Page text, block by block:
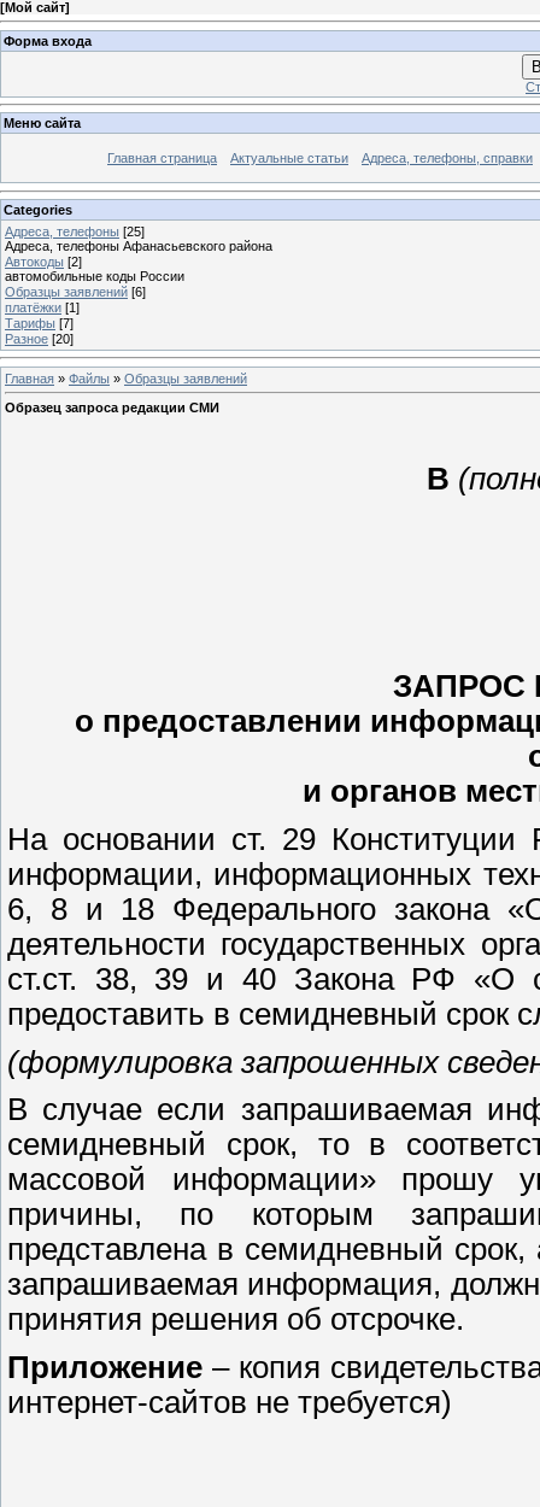
[Мой сайт]
Форма входа
Меню сайта
Главная страница Актуальные статьи Адреса, телефоны, справки
Categories
Адреса, телефоны [25]
Адреса, телефоны Афанасьевского района
Автокоды [2]
автомобильные коды России
Образцы заявлений [6]
платёжки [1]
Тарифы [7]
Разное [20]
Главная » Файлы » Образцы заявлений
Образец запроса редакции СМИ
В
ЗАПРОС
о предоставлении
и органов
На основании ст. 29
информации, информационных
6, 8 и 18 Федерального закона
деятельности государственных
ст.ст. 38, 39 и 40 Закона РФ «О
предоставить в семидневный срок
(формулировка запрошенных
В случае если запрашиваемая
семидневный срок, то в
массовой информации» прошу
причины, по которым
представлена в семидневный срок,
запрашиваемая информация,
принятия решения об отсрочке.
Приложение – копия
интернет-сайтов не требуется)